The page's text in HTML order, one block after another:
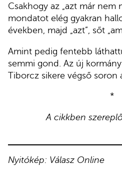
Csakhogy az „azt már nem
mondatot elég gyakran
években, majd „azt”, sőt
Amint pedig fentebb
semmi gond. Az új
Tiborcz sikere végső soron
*
A cikkben
Nyitókép: Válasz Online